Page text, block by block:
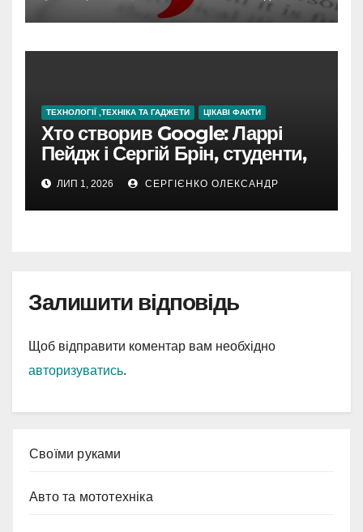
ТЕХНОЛОГІЇ ,ТЕХНІКА ТА ГАДЖЕТИ ЦІКАВІ ФАКТИ
Хто створив Google: Ларрі
Пейдж і Сергій Брін, студенти,
чия ідея підкорила інтернет
ЛИП 1, 2026 СЕРГІЄНКО ОЛЕКСАНДР
Залишити відповідь
Щоб відправити коментар вам необхідно
авторизуватись.
Cвоїми руками
Авто та мототехніка